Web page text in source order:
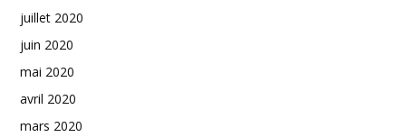
juillet 2020
juin 2020
mai 2020
avril 2020
mars 2020